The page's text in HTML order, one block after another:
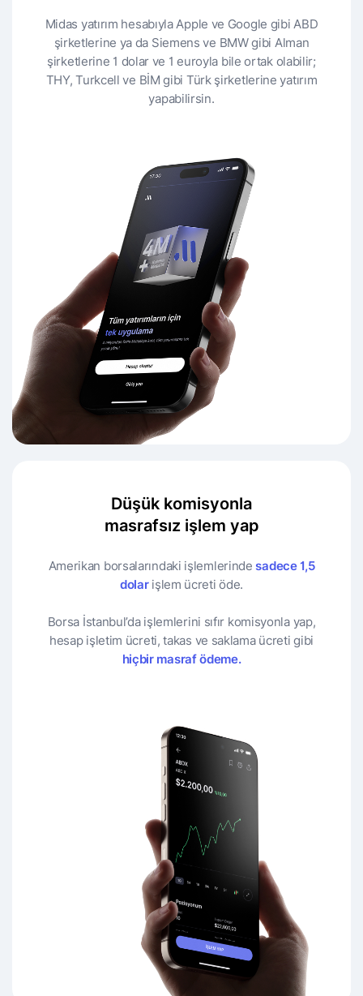
Midas yatırım hesabıyla Apple ve Google gibi ABD
şirketlerine ya da Siemens ve BMW gibi Alman
şirketlerine 1 dolar ve 1 euroyla bile ortak olabilir;
THY, Turkcell ve BİM gibi Türk şirketlerine yatırım
yapabilirsin.
Düşük komisyonla
masrafsız işlem yap
Amerikan borsalarındaki işlemlerinde sadece 1,5
dolarişlem ücreti öde.
Borsa İstanbul’da işlemlerini sıfır komisyonla yap,
hesap işletim ücreti, takas ve saklama ücreti gibi
hiçbir masraf ödeme.